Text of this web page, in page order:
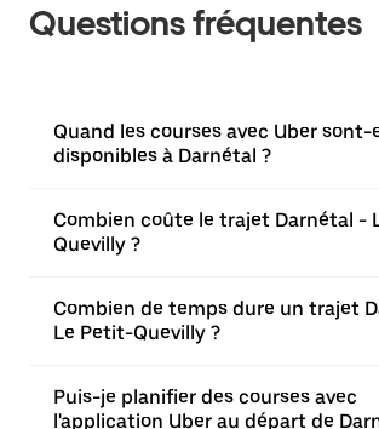
Questions fréquentes
Quand les courses avec Uber sont-
disponibles à Darnétal ?
Combien coûte le trajet Darnétal -
Quevilly ?
Combien de temps dure un trajet
Le Petit-Quevilly ?
Puis-je planifier des courses avec
l'application Uber au départ de